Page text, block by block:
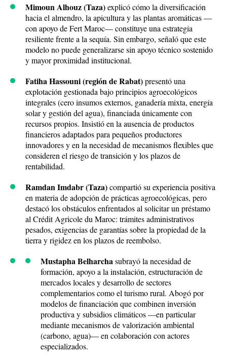
Mimoun Alhouz (Taza)explicó cómo la diversificación
hacia el almendro, la apicultura y las plantas aromáticas —
con apoyo de Fert Maroc— constituye una estrategia
resiliente frente a la sequía. Sin embargo, señaló que este
modelo no puede generalizarse sin apoyo técnico sostenido
y mayor proximidad institucional.
Fatiha Hassouni (región de Rabat)presentó una
explotación gestionada bajo principios agroecológicos
integrales (cero insumos externos, ganadería mixta, energía
solar y gestión del agua), financiada únicamente con
recursos propios. Insistió en la ausencia de productos
financieros adaptados para pequeños productores
innovadores y en la necesidad de mecanismos flexibles que
consideren el riesgo de transición y los plazos de
rentabilidad.
Ramdan Imdabr (Taza)compartió su experiencia positiva
en materia de adopción de prácticas agroecológicas, pero
destacó los obstáculos enfrentados al solicitar un préstamo
al Crédit Agricole du Maroc: trámites administrativos
pesados, exigencias de garantías sobre la propiedad de la
tierra y rigidez en los plazos de reembolso.
Mustapha Belharchasubrayó la necesidad de
formación, apoyo a la instalación, estructuración de
mercados locales y desarrollo de sectores
complementarios como el turismo rural. Abogó por
modelos de financiación que combinen inversión
productiva y subsidios climáticos —en particular
mediante mecanismos de valorización ambiental
(carbono, agua)— en colaboración con actores
especializados.